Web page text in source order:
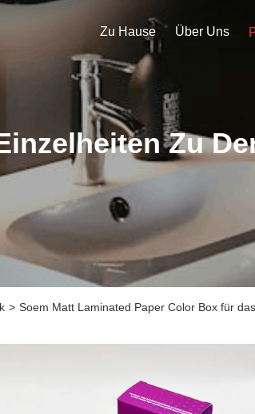
Zu Hause Über Uns
Zu
> Soem Matt Laminated Paper Color Box für